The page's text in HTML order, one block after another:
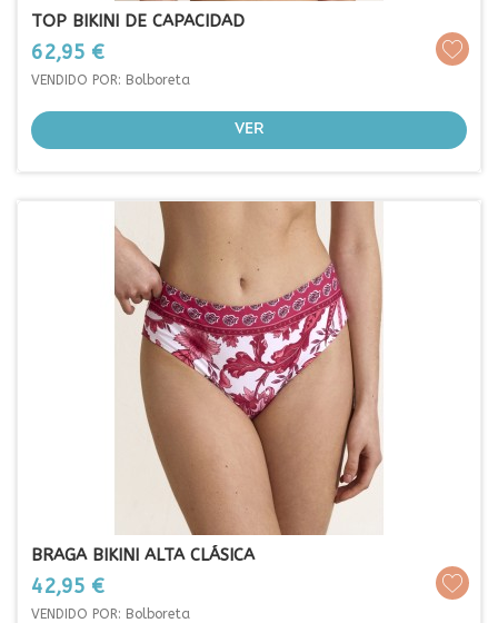
TOP BIKINI DE CAPACIDAD
Prezo
62,95 €
VENDIDO POR: Bolboreta
VER
BRAGA BIKINI ALTA CLÁSICA
Prezo
42,95 €
VENDIDO POR: Bolboreta